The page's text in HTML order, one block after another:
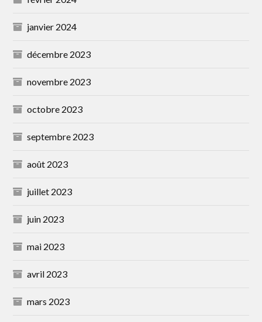
janvier 2024
décembre 2023
novembre 2023
octobre 2023
septembre 2023
août 2023
juillet 2023
juin 2023
mai 2023
avril 2023
mars 2023